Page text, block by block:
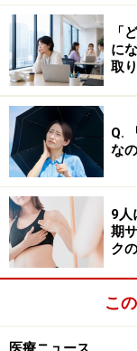
らによってダメ
さらに過敏にな
つまでも長引く
百日咳、マ
して細菌感
また、その他の
プラズマ感染症
す。
医学の進歩によ
ざまな感染症が
咳菌、インフル
「
に
取
Q.
な
9人
期
ク
こ